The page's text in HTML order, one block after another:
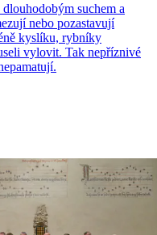
suchem a
nebo pozastavují
kyslíku, rybníky
vylovit. Tak nepříznivé